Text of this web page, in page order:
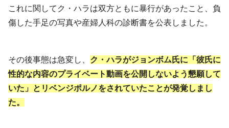
これに関してク・ハラは双方ともに暴行があったこと、負
傷した手足の写真や産婦人科の診断書を公表しました。
その後事態は急変し、 ク・ハラがジョンボム氏に「彼氏に
性的な内容のプライベート動画を公開しないよう懇願して
いた」とリベンジポルノをされていたことが発覚しまし
た。